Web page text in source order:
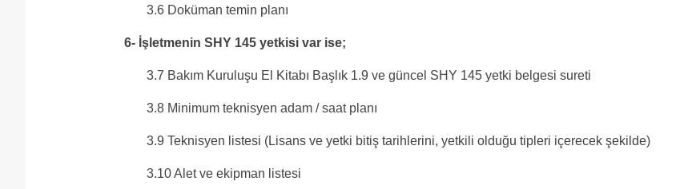
3.6 Doküman temin planı
6- İşletmenin SHY 145 yetkisi var ise;
3.7 Bakım Kuruluşu El Kitabı Başlık 1.9 ve güncel SHY 145 yetki belgesi sureti
3.8 Minimum teknisyen adam / saat planı
3.9 Teknisyen listesi (Lisans ve yetki bitiş tarihlerini, yetkili olduğu tipleri içerecek şekilde)
3.10 Alet ve ekipman listesi